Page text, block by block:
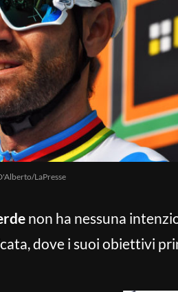
LaPresse
non ha nessuna
dove i suoi obiettivi